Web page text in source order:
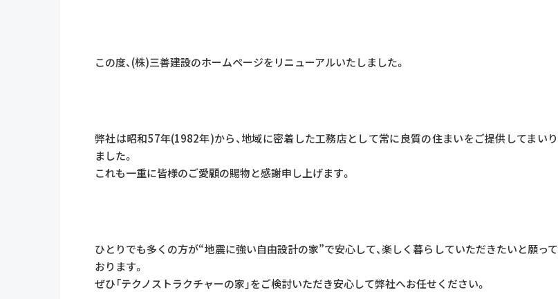
この度、(株)三善建設のホームページをリニューアルいたしました。
弊社は昭和57年(1982年)から、地域に密着した工務店として常に良質の住まいをご提供してまいり
ました。
これも一重に皆様のご愛顧の賜物と感謝申し上げます。
ひとりでも多くの方が“地震に強い自由設計の家”で安心して、楽しく暮らしていただきたいと願って
おります。
ぜひ「テクノストラクチャーの家」をご検討いただき安心して弊社へお任せください。